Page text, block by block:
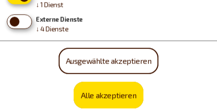
Eichstätt
18.09.26
interne Fortbildung für
Naturparkführer: Von der
Teufelsmauer bis zur Bischofsburg
↓ 1 Dienst
Externe Dienste
↓ 4Dienste
Ausgewählte akzeptieren
Alle akzeptieren